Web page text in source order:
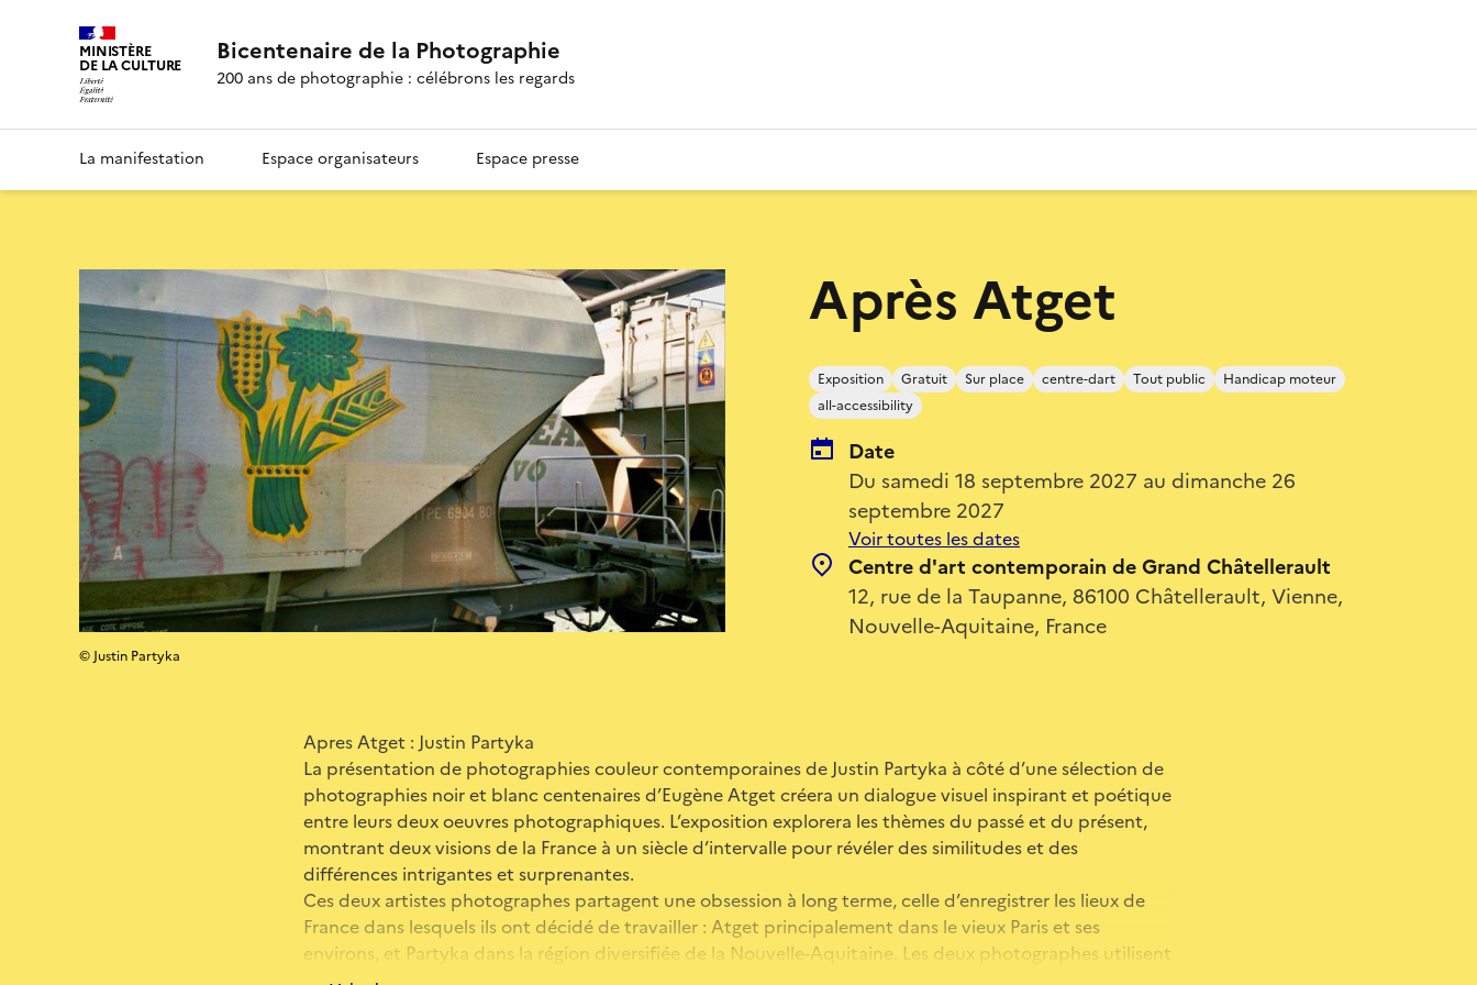
MINISTÈRE
DE LA CULTURE Bicentenaire de la Photographie
200 ans de photographie : célébrons les regards
La manifestation Espace organisateurs Espace presse
Après Atget
Exposition Gratuit Sur place centre-dart Tout public
Handicap moteur
all-accessibility
Date
Du samedi 18 septembre 2027 au dimanche 26
septembre 2027
Voir toutes les dates
Centre d'art contemporain de Grand Châtellerault
12, rue de la Taupanne, 86100 Châtellerault, Vienne,
Nouvelle-Aquitaine, France
© Justin Partyka
Apres Atget : Justin Partyka
La présentation de photographies couleur contemporaines de Justin Partyka à côté d’une sélection de
photographies noir et blanc centenaires d’Eugène Atget créera un dialogue visuel inspirant et poétique
entre leurs deux oeuvres photographiques. L’exposition explorera les thèmes du passé et du présent,
montrant deux visions de la France à un siècle d’intervalle pour révéler des similitudes et des
différences intrigantes et surprenantes.
Ces deux artistes photographes partagent une obsession à long terme, celle d’enregistrer les lieux de
France dans lesquels ils ont décidé de travailler : Atget principalement dans le vieux Paris et ses
environs, et Partyka dans la région diversifiée de la Nouvelle-Aquitaine. Les deux photographes utilisent